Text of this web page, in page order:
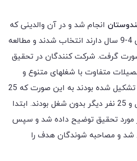
انجام شد و در آن والدینی که
فرزندانی بین گروه سنی 4-9 سال دارند انتخاب شدند و مطالعه
گرفت. شرکت کنندگان در تحقیق
متفاوت با شغلهای متنوع و
سطوح درآمدی متفاوت تشکیل شده بودند به این صورت که 25
نفر از مادران دارای شغل و 25 نفر دیگر بدون شغل بودند. ابتدا
مورد تحقیق توضیح داده شد و سپس
شد و مصاحبه شوندگان هدف را